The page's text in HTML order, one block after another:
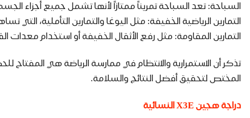
السباحة: تعد السباحة تمريناً ممتازاً لأنها تشمل جميع أجزاء
التمارين الرياضية الخفيفة: مثل اليوغا والتمارين
التمارين المقاومة: مثل رفع الأثقال الخفيفة أو استخدام
تذكر أن الاستمرارية والانتظام في ممارسة الرياضة هي
المختص لتحقيق أفضل النتائج والسلامة.
دراجة هجين X3E النسائية